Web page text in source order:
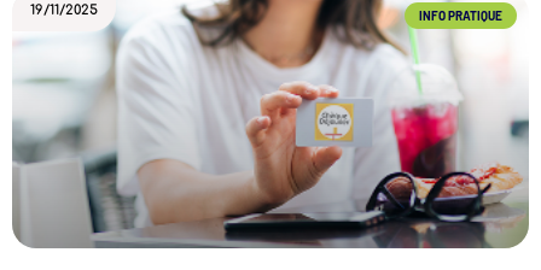
INFO PRATIQUE
19/11/2025